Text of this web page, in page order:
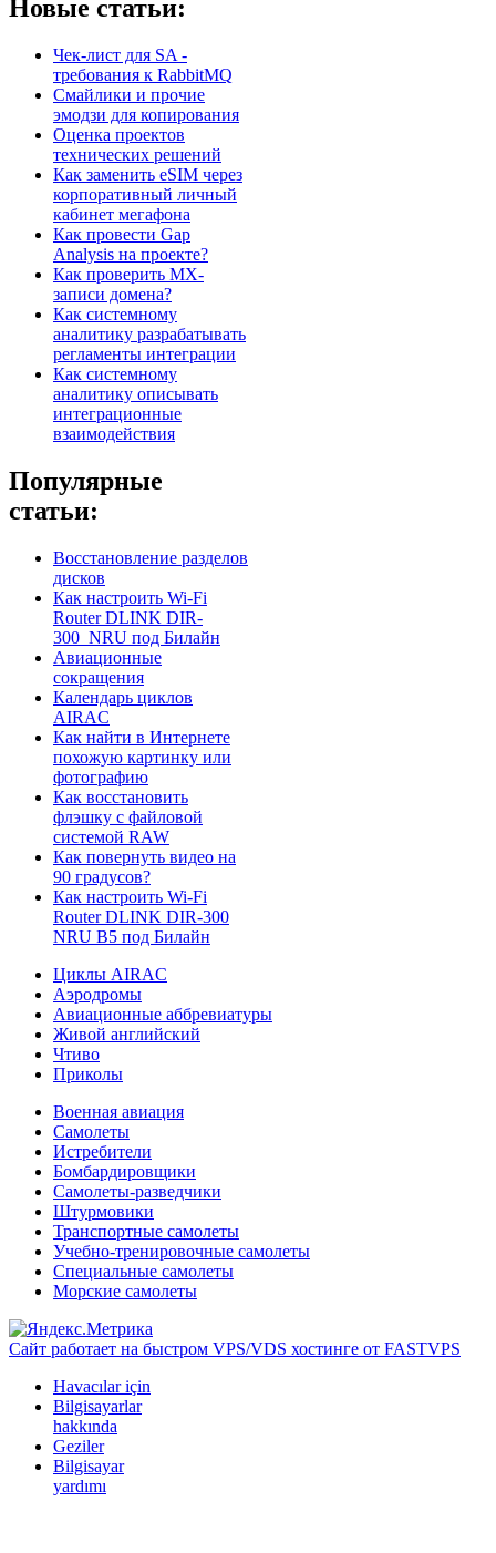
Новые статьи:
Чек-лист для SA -
требования к RabbitMQ
Смайлики и прочие
эмодзи для копирования
Оценка проектов
технических решений
Как заменить eSIM через
корпоративный личный
кабинет мегафона
Как провести Gap
Analysis на проекте?
Как проверить MX-
записи домена?
Как системному
аналитику разрабатывать
регламенты интеграции
Как системному
аналитику описывать
интеграционные
взаимодействия
Популярные
статьи:
Восстановление разделов
дисков
Как настроить Wi-Fi
Router DLINK DIR-
300_NRU под Билайн
Авиационные
сокращения
Календарь циклов
AIRAC
Как найти в Интернете
похожую картинку или
фотографию
Как восстановить
флэшку с файловой
системой RAW
Как повернуть видео на
90 градусов?
Как настроить Wi-Fi
Router DLINK DIR-300
NRU B5 под Билайн
Циклы AIRAC
Аэродромы
Авиационные аббревиатуры
Живой английский
Чтиво
Приколы
Военная авиация
Самолеты
Истребители
Бомбардировщики
Самолеты-разведчики
Штурмовики
Транспортные самолеты
Учебно-тренировочные самолеты
Специальные самолеты
Морские самолеты
Сайт работает на быстром VPS/VDS хостинге от FASTVPS
Havacılar için
Bilgisayarlar
hakkında
Geziler
Bilgisayar
yardımı